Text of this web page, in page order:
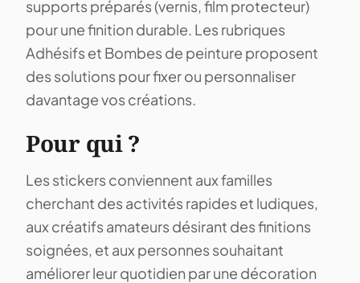
supports préparés (vernis, film protecteur)
pour une finition durable. Les rubriques
Adhésifs et Bombes de peinture proposent
des solutions pour fixer ou personnaliser
davantage vos créations.
Pour qui ?
Les stickers conviennent aux familles
cherchant des activités rapides et ludiques,
aux créatifs amateurs désirant des finitions
soignées, et aux personnes souhaitant
améliorer leur quotidien par une décoration